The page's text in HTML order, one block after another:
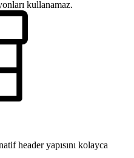
kullanamaz.
header yapısını kolayca